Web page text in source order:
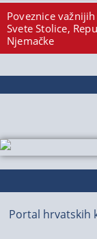
Poveznice
Svete Stolice,
Njemačke
Portal hrvatskih